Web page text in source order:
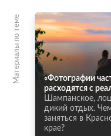
Материалы по теме
«Фотографии
расходятся с
Шампанское,
дикий отдых.
заняться в
крае?